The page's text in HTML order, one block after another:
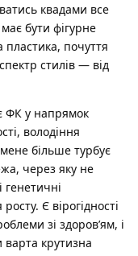
квадами все
бути фігурне
почуття
стилів — від
ФК у напрямок
володіння
більше турбує
через яку не
Є вірогідності
зі здоров’ям, і
крутизна